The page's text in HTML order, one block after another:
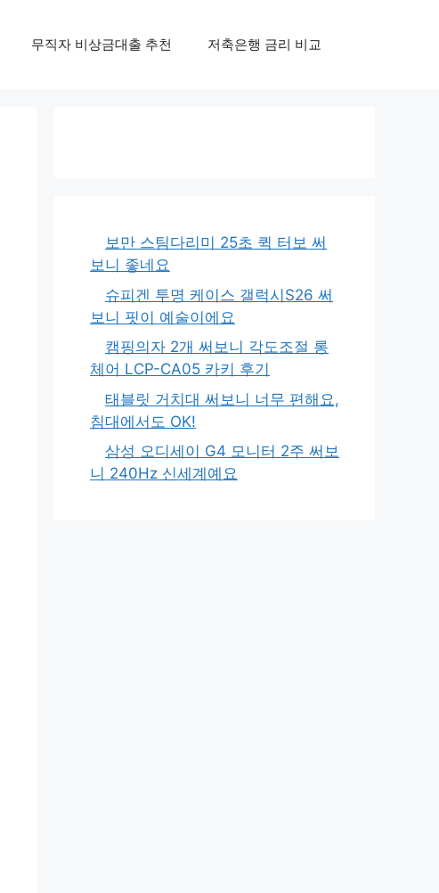
무직자 비상금대출 추천 저축은행 금리 비교
보만 스팀다리미 25초 퀵 터보 써
보니 좋네요
슈피겐 투명 케이스 갤럭시S26 써
보니 핏이 예술이에요
캠핑의자 2개 써보니 각도조절 롱
체어 LCP-CA05 카키 후기
태블릿 거치대 써보니 너무 편해요,
침대에서도 OK!
삼성 오디세이 G4 모니터 2주 써보
니 240Hz 신세계예요